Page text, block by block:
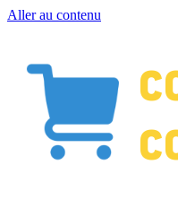
Aller au contenu